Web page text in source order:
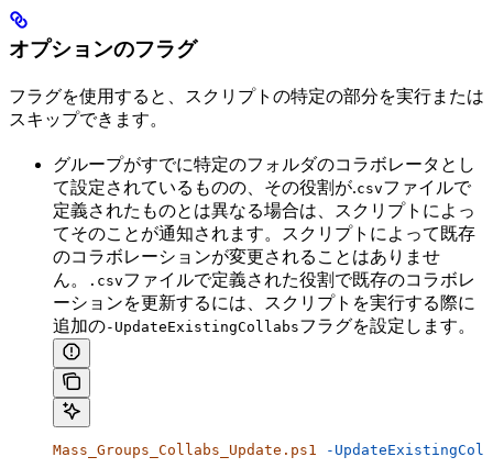
オプションのフラグ
フラグを使用すると、スクリプトの特定の部分を実行または
スキップできます。
グループがすでに特定のフォルダのコラボレータとし
て設定されているものの、その役割が.csvファイルで
定義されたものとは異なる場合は、スクリプトによっ
てそのことが通知されます。スクリプトによって既存
のコラボレーションが変更されることはありませ
ん。
.csvファイルで定義された役割で既存のコラボレ
ーションを更新するには、スクリプトを実行する際に
追加の-UpdateExistingCollabsフラグを設定します。
Mass_Groups_Collabs_Update.ps1 -